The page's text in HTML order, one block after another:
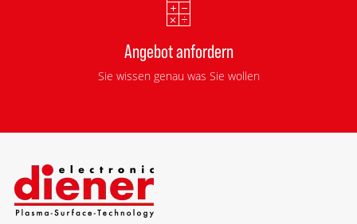
Angebot anfordern
Sie wissen genau was Sie wollen